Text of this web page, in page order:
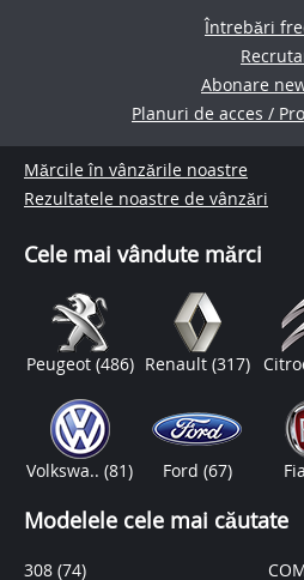
Întrebări
Abonare
Planuri de acces /
Mărcile în vânzările noastre
Rezultatele noastre de vânzări
Cele mai vândute mărci
Peugeot (486) Renault (317)
Volkswa..(81) Ford (67)
Modelele cele mai căutate
308 (74)